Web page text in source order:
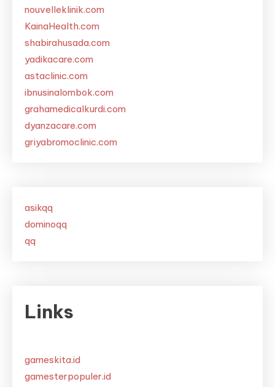
nouvelleklinik.com
KainaHealth.com
shabirahusada.com
yadikacare.com
astaclinic.com
ibnusinalombok.com
grahamedicalkurdi.com
dyanzacare.com
griyabromoclinic.com
asikqq
dominoqq
qq
Links
gameskita.id
gamesterpopuler.id